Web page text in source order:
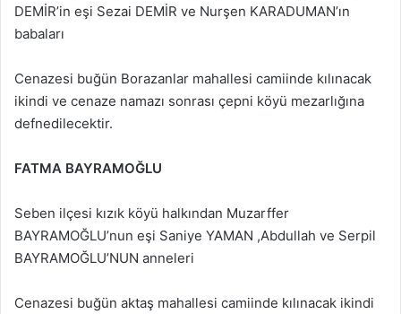
DEMİR’in eşi Sezai DEMİR ve Nurşen KARADUMAN’ın
babaları
Cenazesi buğün Borazanlar mahallesi camiinde kılınacak
ikindi ve cenaze namazı sonrası çepni köyü mezarlığına
defnedilecektir.
FATMA BAYRAMOĞLU
Seben ilçesi kızık köyü halkından Muzarffer
BAYRAMOĞLU’nun eşi Saniye YAMAN ,Abdullah ve Serpil
BAYRAMOĞLU’NUN anneleri
Cenazesi buğün aktaş mahallesi camiinde kılınacak ikindi